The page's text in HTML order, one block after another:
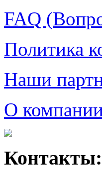
FAQ
Политика
Наши
О
Контакты: